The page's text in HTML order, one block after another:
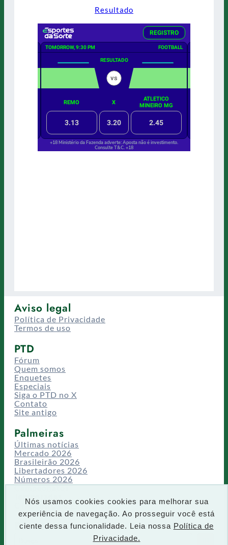
Nós usamos cookies cookies para melhorar sua
experiência de navegação. Ao prosseguir você está
ciente dessa funcionalidade. Leia nossa Política de
Privacidade.
Resultado
Aviso legal
Política de Privacidade
Termos de uso
PTD
Fórum
Quem somos
Enquetes
Especiais
Siga o PTD no X
Contato
Site antigo
Palmeiras
Últimas notícias
Mercado 2026
Brasileirão 2026
Libertadores 2026
Números 2026
Campeonatos
Temporadas
CT/Centro de Excelência
Busca
P